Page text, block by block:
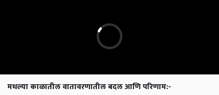
मधल्या काळातील वातावरणातील बदल आणि परिणाम:-